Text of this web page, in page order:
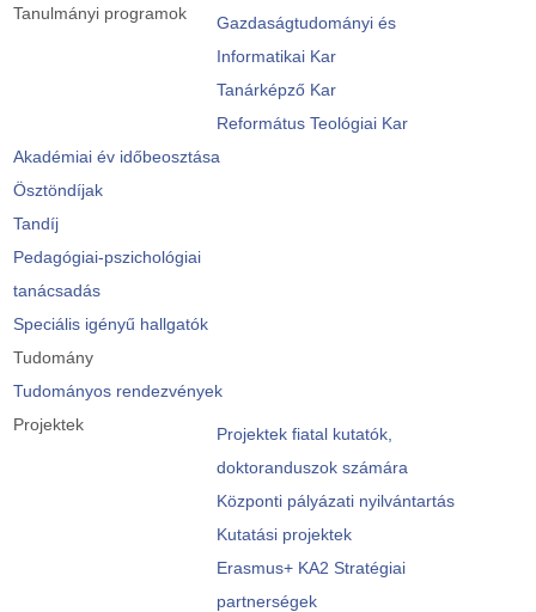
Tanulmányi programok
Gazdaságtudományi és
Informatikai Kar
Tanárképző Kar
Református Teológiai Kar
Akadémiai év időbeosztása
Ösztöndíjak
Tandíj
Pedagógiai-pszichológiai
tanácsadás
Speciális igényű hallgatók
Tudomány
Tudományos rendezvények
Projektek
Projektek fiatal kutatók,
doktoranduszok számára
Központi pályázati nyilvántartás
Kutatási projektek
Erasmus+ KA2 Stratégiai
partnerségek